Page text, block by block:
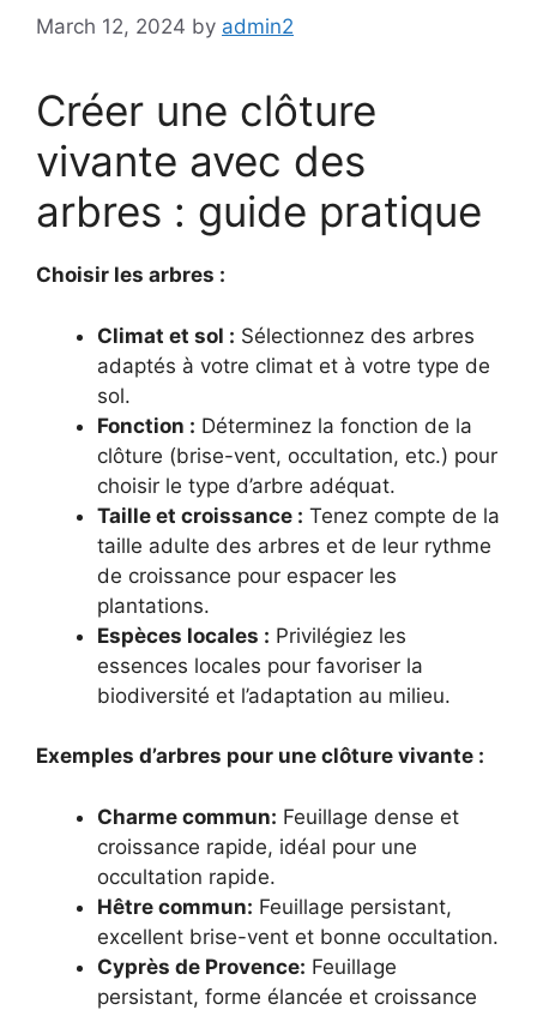
March 12, 2024 by admin2
Créer une clôture
vivante avec des
arbres : guide pratique
Choisir les arbres :
Climat et sol : Sélectionnez des arbres
adaptés à votre climat et à votre type de
sol.
Fonction : Déterminez la fonction de la
clôture (brise-vent, occultation, etc.) pour
choisir le type d’arbre adéquat.
Taille et croissance : Tenez compte de la
taille adulte des arbres et de leur rythme
de croissance pour espacer les
plantations.
Espèces locales : Privilégiez les
essences locales pour favoriser la
biodiversité et l’adaptation au milieu.
Exemples d’arbres pour une clôture vivante :
Charme commun: Feuillage dense et
croissance rapide, idéal pour une
occultation rapide.
Hêtre commun: Feuillage persistant,
excellent brise-vent et bonne occultation.
Cyprès de Provence: Feuillage
persistant, forme élancée et croissance